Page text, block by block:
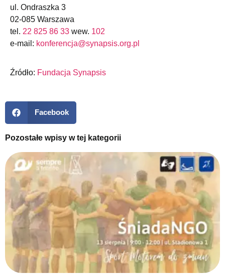
ul. Ondraszka 3
02-085 Warszawa
tel. 22 825 86 33 wew. 102
e-mail: konferencja@synapsis.org.pl
Źródło: Fundacja Synapsis
Facebook
Pozostałe wpisy w tej kategorii